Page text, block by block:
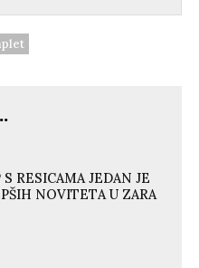
RESICAMA JEDAN JE
NOVITETA U ZARA